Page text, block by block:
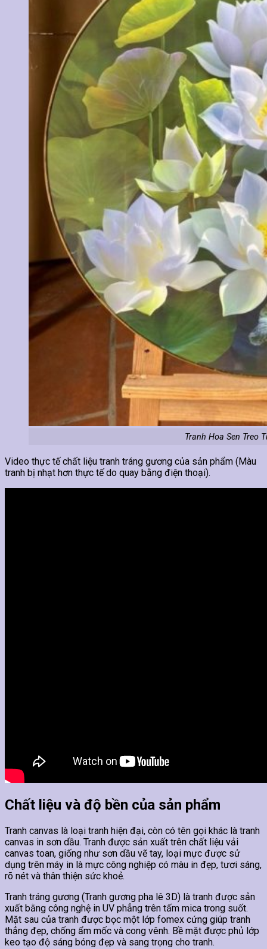
Tranh Hoa Sen Treo
Video thực tế chất liệu tranh tráng gương của sản phẩm (Màu
tranh bị nhạt hơn thực tế do quay bằng điện thoại).
Chất liệu và độ bền của sản phẩm
Tranh canvas là loại tranh hiện đại, còn có tên gọi khác là tranh
canvas in sơn dầu. Tranh được sản xuất trên chất liệu vải
canvas toan, giống như sơn dầu vẽ tay, loại mực được sử
dụng trên máy in là mực công nghiệp có màu in đẹp, tươi sáng,
rõ nét và thân thiện sức khoẻ.
Tranh tráng gương (Tranh gương pha lê 3D) là tranh được sản
xuất bằng công nghệ in UV phẳng trên tấm mica trong suốt.
Mặt sau của tranh được bọc một lớp fomex cứng giúp tranh
thẳng đẹp, chống ẩm mốc và cong vênh. Bề mặt được phủ lớp
keo tạo độ sáng bóng đẹp và sang trọng cho tranh.